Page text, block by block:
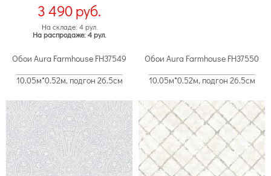
3 490руб.
На складе: 4 рул.
На распродаже: 4 рул.
Обои Aura Farmhouse FH37549
10.05м*0.52м, подгон 26.5см
Обои Aura Farmhouse FH37550
10.05м*0.52м, подгон 26.5см